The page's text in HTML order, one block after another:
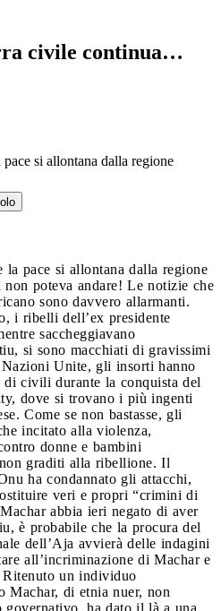
civile continua…
si allontana dalla regione
pace si allontana dalla regione
poteva andare! Le notizie che
sono davvero allarmanti.
i ribelli dell’ex presidente
saccheggiavano
si sono macchiati di gravissimi
Unite, gli insorti hanno
di civili durante la conquista del
dove si trovano i più ingenti
Come se non bastasse, gli
incitato alla violenza,
donne e bambini
graditi alla ribellione. Il
ha condannato gli attacchi,
veri e propri “crimini di
abbia ieri negato di aver
è probabile che la procura del
dell’Aja avvierà delle indagini
all’incriminazione di Machar e
un individuo
Machar, di etnia nuer, non
governativo, ha dato il là a una